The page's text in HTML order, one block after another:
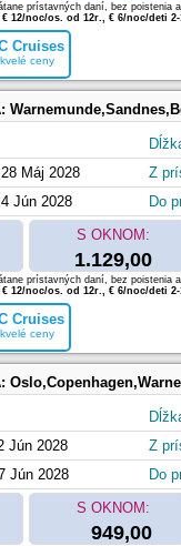
Cruises
ceny
prístavných daní, bez poistenia
12/noc/os. od 12r., € 6/noc/deti
Máj 2028
Jún 2028
Z
Do
S OKNOM:
1.129,00
Cruises
ceny
prístavných daní, bez poistenia
12/noc/os. od 12r., € 6/noc/deti
Jún 2028
Jún 2028
Z
Do
S OKNOM:
949,00